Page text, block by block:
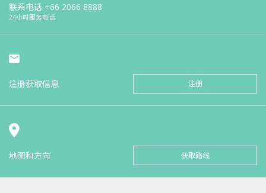
联系电话 +66 2066 8888
24小时服务电话
注册获取信息 注册
地图和方向 获取路线